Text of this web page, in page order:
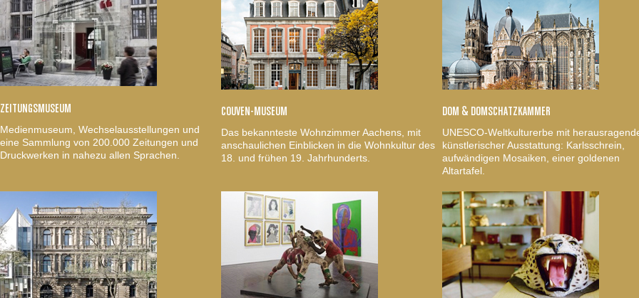
ZEITUNGSMUSEUM
Medienmuseum, Wechselausstellungen und
eine Sammlung von 200.000 Zeitungen und
Druckwerken in nahezu allen Sprachen.
COUVEN-MUSEUM
Das bekannteste Wohnzimmer Aachens, mit
anschaulichen Einblicken in die Wohnkultur des
18. und frühen 19. Jahrhunderts.
DOM & DOMSCHATZKAMMER
UNESCO-Weltkulturerbe mit
künstlerischer Ausstattung: Karlsschrein,
aufwändigen Mosaiken, einer goldenen
Altartafel.